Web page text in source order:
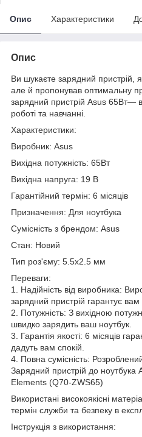
Опис Характеристики
Опис
Ви шукаєте зарядний пристрій,
але й пропонував оптимальну
зарядний пристрій Asus 65Вт—
роботі та навчанні.
Характеристики:
Виробник: Asus
Вихідна потужність: 65Вт
Вихідна напруга: 19 В
Гарантійний термін: 6 місяців
Призначення: Для ноутбука
Сумісність з брендом: Asus
Стан: Новий
Тип роз'єму: 5.5x2.5 мм
Переваги:
1. Надійність від виробника:
зарядний пристрій гарантує вам
2. Потужність: З вихідною
швидко зарядить ваш ноутбук.
3. Гарантія якості: 6 місяців
дадуть вам спокій.
4. Повна сумісність:
Зарядний пристрій до
Elements (Q70-ZWS65)
Використані високоякісні
термін служби та безпеку в
Інструкція з використання: